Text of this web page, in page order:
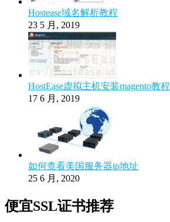
Hostease域名解析教程
23 5 月, 2019
HostEase虚拟主机安装magento教程
17 6 月, 2019
如何查看美国服务器ip地址
25 6 月, 2020
便宜SSL证书推荐